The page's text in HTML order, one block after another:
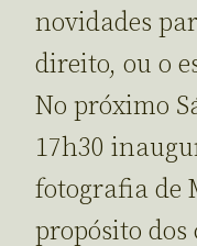
novidades
direito, ou o
No próximo
17h30
fotografia de
propósito dos